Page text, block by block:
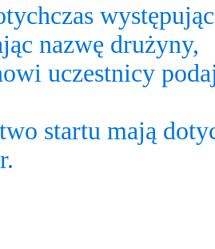
nazwę drużyny,
uczestnicy
startu mają